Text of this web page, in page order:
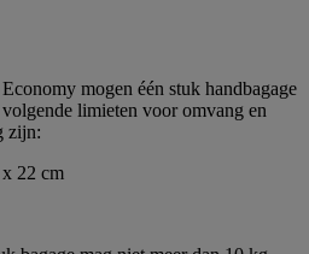
mogen één stuk handbagage
limieten voor omvang en
zijn:
22 cm